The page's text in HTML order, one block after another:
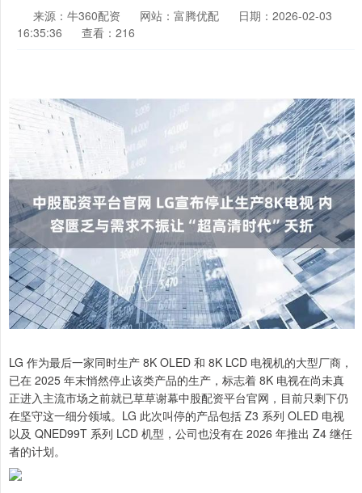
来源：牛360配资 网站：富腾优配
日期：2026-02-03
16:35:36
查看：216
LG 作为最后一家同时生产 8K OLED 和 8K LCD 电视机的大型厂商，
已在 2025 年末悄然停止该类产品的生产，标志着 8K 电视在尚未真
正进入主流市场之前就已草草谢幕中股配资平台官网，目前只剩下仍
在坚守这一细分领域。LG 此次叫停的产品包括 Z3 系列 OLED 电视
以及 QNED99T 系列 LCD 机型，公司也没有在 2026 年推出 Z4 继任
者的计划。